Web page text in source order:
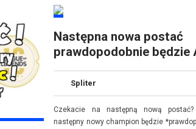
Następna nowa postać
prawdopodobnie będzie
Spliter
Czekacie na następną nową
następny nowy champion będzie